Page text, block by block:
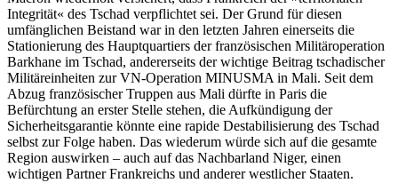
Integrität« des Tschad verpflichtet sei. Der Grund für diesen
umfänglichen Beistand war in den letzten Jahren einerseits die
Stationierung des Hauptquartiers der fran­zösischen Militäroperation
Barkhane im Tschad, andererseits der wichtige Beitrag tschadischer
Militäreinheiten zur VN-Opera­tion MINUSMA in Mali. Seit dem
Abzug französischer Truppen aus Mali dürfte in Paris die
Befürchtung an erster Stelle stehen, die Aufkündigung der
Sicherheitsgarantie könnte eine rapide Destabilisierung des Tschad
selbst zur Folge haben. Das wiede­rum würde sich auf die gesamte
Region auswirken – auch auf das Nachbarland Niger, einen
wichtigen Partner Frankreichs und anderer westlicher Staaten.